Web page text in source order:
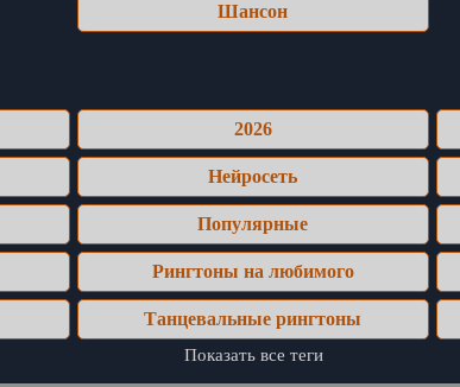
Шансон
2026
Нейросеть
Популярные
Рингтоны на любимого
Танцевальные рингтоны
Показать все теги